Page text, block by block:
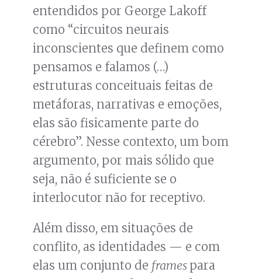
entendidos por George Lakoff
como “circuitos neurais
inconscientes que definem como
pensamos e falamos (…)
estruturas conceituais feitas de
metáforas, narrativas e emoções,
elas são fisicamente parte do
cérebro”. Nesse contexto, um bom
argumento, por mais sólido que
seja, não é suficiente se o
interlocutor não for receptivo.
Além disso, em situações de
conflito, as identidades — e com
elas um conjunto de frames para